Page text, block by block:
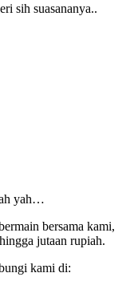
sih suasananya..
yah…
bersama kami,
jutaan rupiah.
kami di: